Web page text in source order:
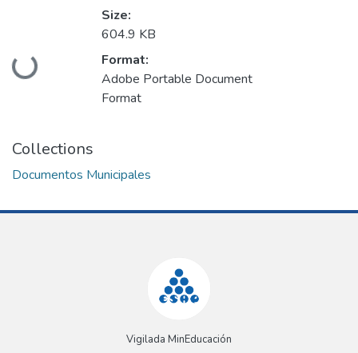
Loading...
Size:
604.9 KB
Format:
Adobe Portable Document
Format
Collections
Documentos Municipales
Vigilada MinEducación